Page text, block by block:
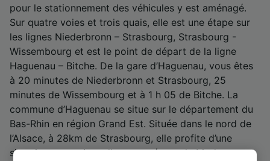
pour le stationnement des véhicules y est aménagé.
Sur quatre voies et trois quais, elle est une étape sur
les lignes Niederbronn – Strasbourg, Strasbourg -
Wissembourg et est le point de départ de la ligne
Haguenau – Bitche. De la gare d’Haguenau, vous êtes
à 20 minutes de Niederbronn et Strasbourg, 25
minutes de Wissembourg et à 1 h 05 de Bitche. La
commune d’Haguenau se situe sur le département du
Bas-Rhin en région Grand Est. Située dans le nord de
l’Alsace, à 28km de Strasbourg, elle profite d’une
situation exceptionnelle traversée par la Moder et